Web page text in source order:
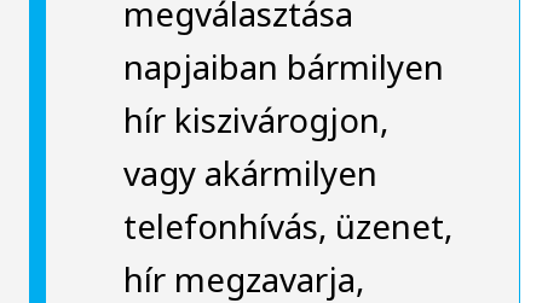
megválasztása
napjaiban bármilyen
hír kiszivárogjon,
vagy akármilyen
telefonhívás, üzenet,
hír megzavarja,